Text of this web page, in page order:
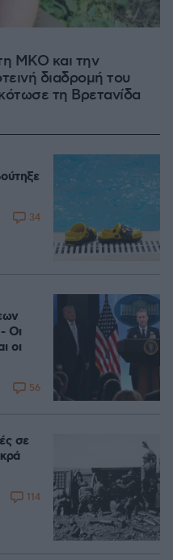
ΜΚΟ και την
διαδρομή του
τη Βρετανίδα
34
Οι
οι
56
σε
114